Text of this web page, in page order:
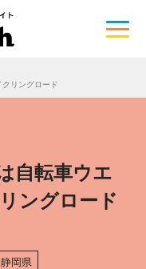
クリングロード
自転車ウエ
ングロード
静岡県